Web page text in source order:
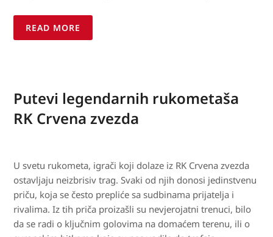
READ MORE
Putevi legendarnih rukometaša
RK Crvena zvezda
U svetu rukometa, igrači koji dolaze iz RK Crvena zvezda
ostavljaju neizbrisiv trag. Svaki od njih donosi jedinstvenu
priču, koja se često prepliće sa sudbinama prijatelja i
rivalima. Iz tih priča proizašli su nevjerojatni trenuci, bilo
da se radi o ključnim golovima na domaćem terenu, ili o